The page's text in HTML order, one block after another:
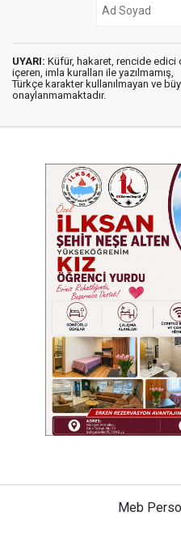
UYARI: Küfür, hakaret, rencide edici
içeren, imla kuralları ile yazılmamış,
Türkçe karakter kullanılmayan ve
onaylanmamaktadır.
Meb